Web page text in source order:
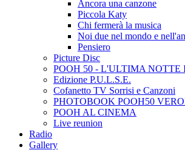
Ancora una canzone
Piccola Katy
Chi fermerà la musica
Noi due nel mondo e
Pensiero
Picture Disc
POOH 50 - L'ULTIMA NOTTE
Edizione P.U.L.S.E.
Cofanetto TV Sorrisi e Canzoni
PHOTOBOOK POOH50
POOH AL CINEMA
Live reunion
Radio
Gallery